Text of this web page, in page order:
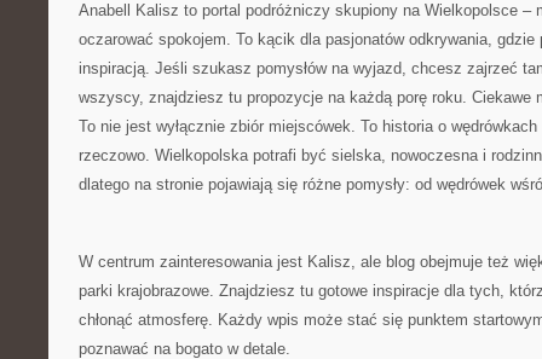
Anabell Kalisz to portal podróżniczy skupiony na Wielkopolsce –
oczarować spokojem. To kącik dla pasjonatów odkrywania, gdzie
inspiracją. Jeśli szukasz pomysłów na wyjazd, chcesz zajrzeć
wszyscy, znajdziesz tu propozycje na każdą porę roku. Ciekawe
To nie jest wyłącznie zbiór miejscówek. To historia o
rzeczowo. Wielkopolska potrafi być sielska, nowoczesna i
dlatego na stronie pojawiają się różne pomysły: od wędrówek
W centrum zainteresowania jest Kalisz, ale blog obejmuje też
parki krajobrazowe. Znajdziesz tu gotowe inspiracje dla tych,
chłonąć atmosferę. Każdy wpis może stać się punktem
poznawać na bogato w detale.